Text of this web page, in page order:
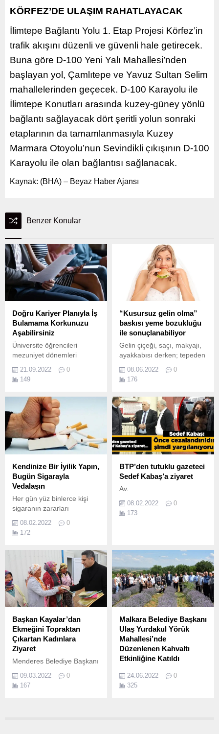
KÖRFEZ’DE ULAŞIM RAHATLAYACAK
İlimtepe Bağlantı Yolu 1. Etap Projesi Körfez’in
trafik akışını düzenli ve güvenli hale getirecek.
Buna göre D-100 Yeni Yalı Mahallesi’nden
başlayan yol, Çamlıtepe ve Yavuz Sultan Selim
mahallelerinden geçecek. D-100 Karayolu ile
İlimtepe Konutları arasında kuzey-güney yönlü
bağlantı sağlayacak dört şeritli yolun sonraki
etaplarının da tamamlanmasıyla Kuzey
Marmara Otoyolu’nun Sevindikli çıkışının D-100
Karayolu ile olan bağlantısı sağlanacak.
Kaynak: (BHA) – Beyaz Haber Ajansı
Benzer Konular
Doğru Kariyer Planıyla İş
Bulamama Korkunuzu
Aşabilirsiniz
Üniversite öğrencileri
mezuniyet dönemleri
endişesine kapılabiliyor.
21.09.2022
0
149
“Kusursuz gelin olma”
baskısı yeme bozukluğu
ile sonuçlanabiliyor
Gelin çiçeği, saçı, makyajı,
ayakkabısı derken; tepeden
düşünülmek “zorunda
bırakıldığı” düğün günleri,
olmaktan uzak, travmatik
deneyimlerle dolu anılar
getirebiliyor.
08.06.2022
0
176
Kendinize Bir İyilik Yapın,
Bugün Sigarayla
Vedalaşın
Her gün yüz binlerce kişi
sigaranın zararları
hayatını kaybediyor.
08.02.2022
0
172
BTP’den tutuklu gazeteci
Sedef Kabaş’a ziyaret
Av.
08.02.2022
0
173
Başkan Kayalar’dan
Ekmeğini Topraktan
Çıkartan Kadınlara
Ziyaret
Menderes Belediye Başkanı
çiftçilikle sağlayan emektar
kadınları ziyaret etti.
09.03.2022
0
167
Malkara Belediye Başkanı
Ulaş Yurdakul Yörük
Mahallesi’nde
Düzenlenen Kahvaltı
Etkinliğine Katıldı
Ulaş Yurdakul 24 Haziran
2022 Cuma günü saat 10.
24.06.2022
0
325